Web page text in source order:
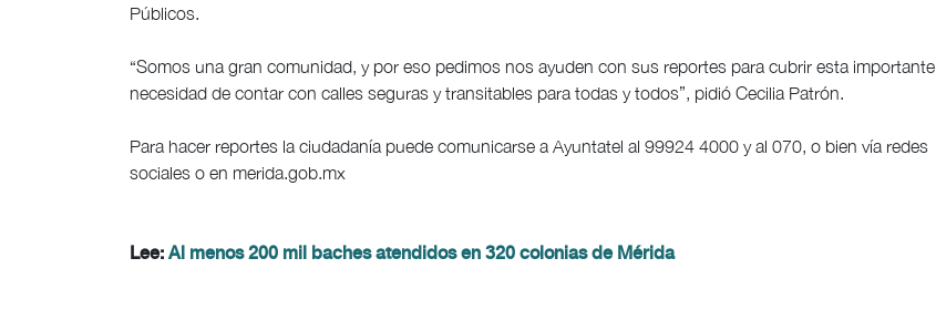
Públicos.
“Somos una gran comunidad, y por eso pedimos nos ayuden con sus reportes para cubrir esta importante
necesidad de contar con calles seguras y transitables para todas y todos”, pidió Cecilia Patrón.
Para hacer reportes la ciudadanía puede comunicarse a Ayuntatel al 99924 4000 y al 070, o bien vía redes
sociales o en merida.gob.mx
Lee: Al menos 200 mil baches atendidos en 320 colonias de Mérida